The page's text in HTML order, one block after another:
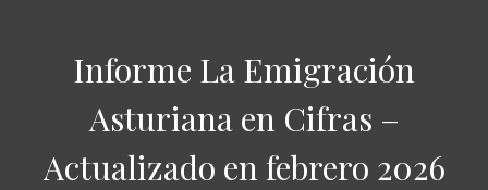
Informe La Emigración
Asturiana en Cifras –
Actualizado en febrero 2026